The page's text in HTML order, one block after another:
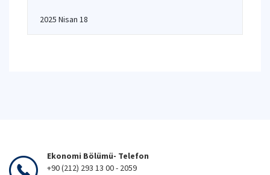
2025 Nisan 18
Ekonomi Bölümü- Telefon
+90 (212) 293 13 00 - 2059